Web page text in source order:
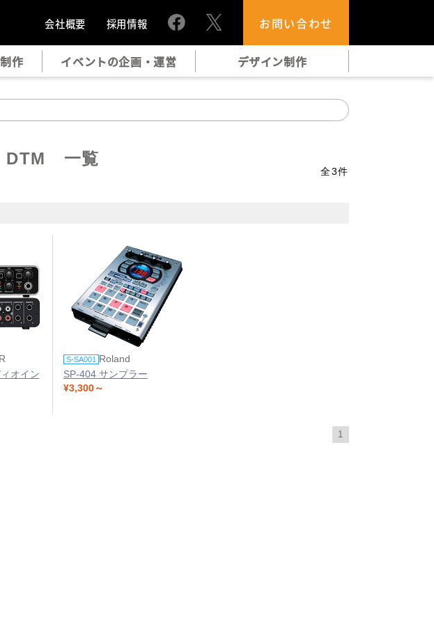
会社概要 採用情報 お問い合わせ
作 イベントの企画・運営 デザイン制作
DTM 一覧
全3件
オイン
S-SA001 Roland
SP-404 サンプラー
¥3,300～
1